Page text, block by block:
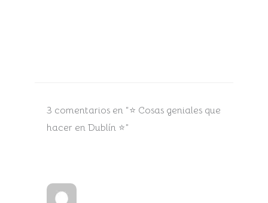
3 comentarios en “⭐ Cosas geniales que
hacer en Dublín ⭐”